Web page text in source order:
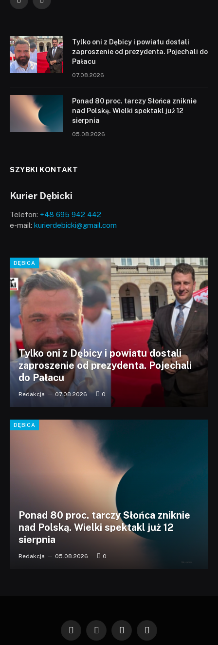
FacebookYouTube
Tylko oni z Dębicy i powiatu dostali
zaproszenie od prezydenta. Pojechali do
Pałacu
07.08.2026
Ponad 80 proc. tarczy Słońca zniknie
nad Polską. Wielki spektakl już 12
sierpnia
05.08.2026
SZYBKI KONTAKT
Kurier Dębicki
Telefon: +48 695 942 442
e-mail: kurierdebicki@gmail.com
DĘBICA
Tylko oni z Dębicy i powiatu dostali
zaproszenie od prezydenta. Pojechali
do Pałacu
Redakcja 07.08.2026 0
DĘBICA
Ponad 80 proc. tarczy Słońca zniknie
nad Polską. Wielki spektakl już 12
sierpnia
Redakcja 05.08.2026 0
Facebook
X
InstagramPinterest